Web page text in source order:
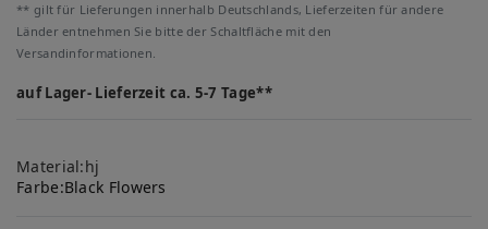
** gilt für Lieferungen innerhalb Deutschlands, Lieferzeiten für andere
Länder entnehmen Sie bitte der Schaltfläche mit den
Versandinformationen.
auf Lager- Lieferzeit ca. 5-7 Tage**
Material:hj
Farbe:Black Flowers